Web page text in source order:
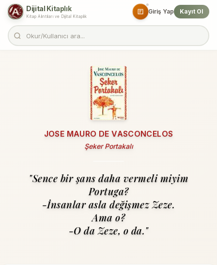
Dijital Kitaplık
Kitap Alıntıları ve Dijital Kitaplık
Giriş Yap Kayıt Ol
JOSE MAURO DE VASCONCELOS
Şeker Portakalı
"Sence bir şans daha vermeli miyim
Portuga?
-İnsanlar asla değişmez Zeze.
Ama o?
-O da Zeze, o da."